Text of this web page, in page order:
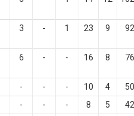
3 - 1 23 9
6 - - 16 8
- - - 10 4
- - - 8 5